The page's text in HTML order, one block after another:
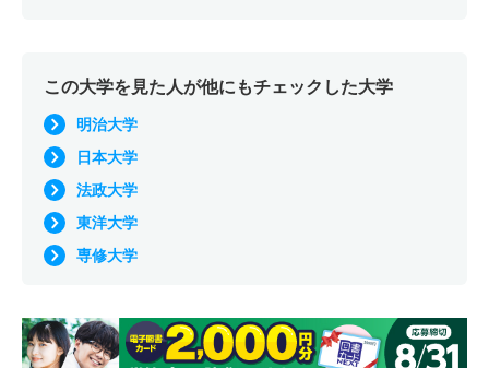
この大学を見た人が他にもチェックした大学
明治大学
日本大学
法政大学
東洋大学
専修大学